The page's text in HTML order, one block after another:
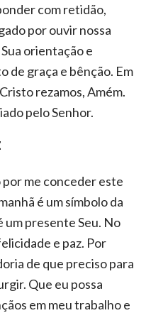
com retidão,
por ouvir nossa
orientação e
de graça e bênção. Em
rezamos, Amém.
pelo Senhor.
me conceder este
é um símbolo da
um presente Seu. No
e paz. Por
de que preciso para
Que eu possa
em meu trabalho e